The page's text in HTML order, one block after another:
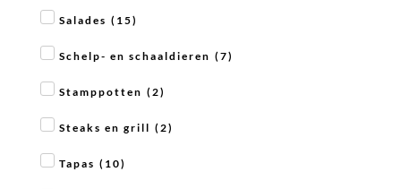
Salades ( 15)
Schelp- en schaaldieren ( 7)
Stamppotten ( 2)
Steaks en grill ( 2)
Tapas ( 10)